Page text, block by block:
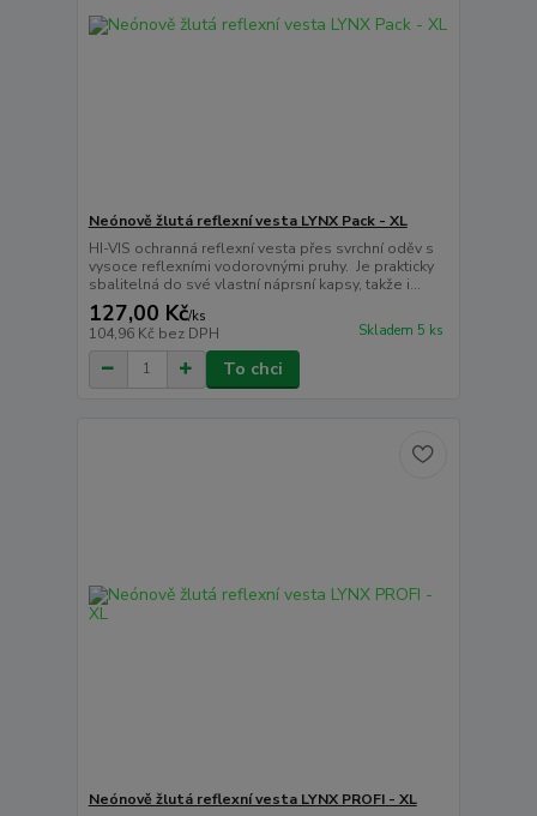
Neónově žlutá reflexní vesta LYNX Pack - XL
HI-VIS ochranná reflexní vesta přes svrchní oděv s
vysoce reflexními vodorovnými pruhy. Je prakticky
sbalitelná do své vlastní náprsní kapsy, takže i...
127,00 Kč/ks
104,96 Kč bez DPH Skladem 5 ks
To chci
Neónově žlutá reflexní vesta LYNX PROFI - XL